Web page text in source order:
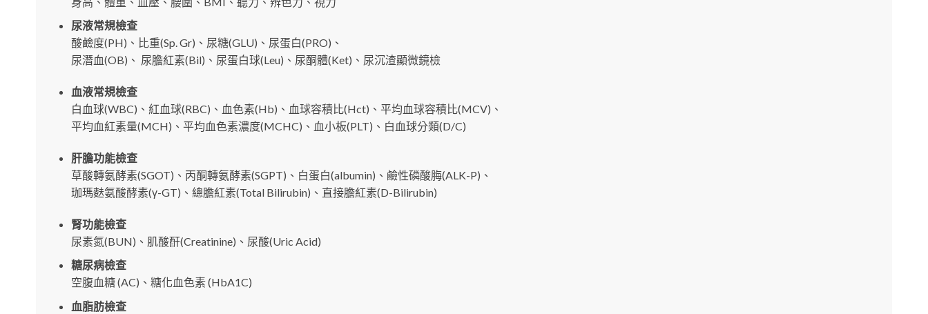
尿液常規檢查
酸鹼度(PH)、比重(Sp. Gr)、尿糖(GLU)、尿蛋白(PRO)、
尿潛血(OB)、 尿膽紅素(Bil)、尿蛋白球(Leu)、尿酮體(Ket)、尿沉渣顯微鏡檢
血液常規檢查
白血球(WBC)、紅血球(RBC)、血色素(Hb)、血球容積比(Hct)、平均血球容積比(MCV)、
平均血紅素量(MCH)、平均血色素濃度(MCHC)、血小板(PLT)、白血球分類(D/C)
肝膽功能檢查
草酸轉氨酵素(SGOT)、丙酮轉氨酵素(SGPT)、白蛋白(albumin)、鹼性磷酸脢(ALK-P)、
珈瑪麩氨酸酵素(γ-GT)、總膽紅素(Total Bilirubin)、直接膽紅素(D-Bilirubin)
腎功能檢查
尿素氮(BUN)、肌酸酐(Creatinine)、尿酸(Uric Acid)
糖尿病檢查
空腹血糖 (AC)、糖化血色素 (HbA1C)
血脂肪檢查